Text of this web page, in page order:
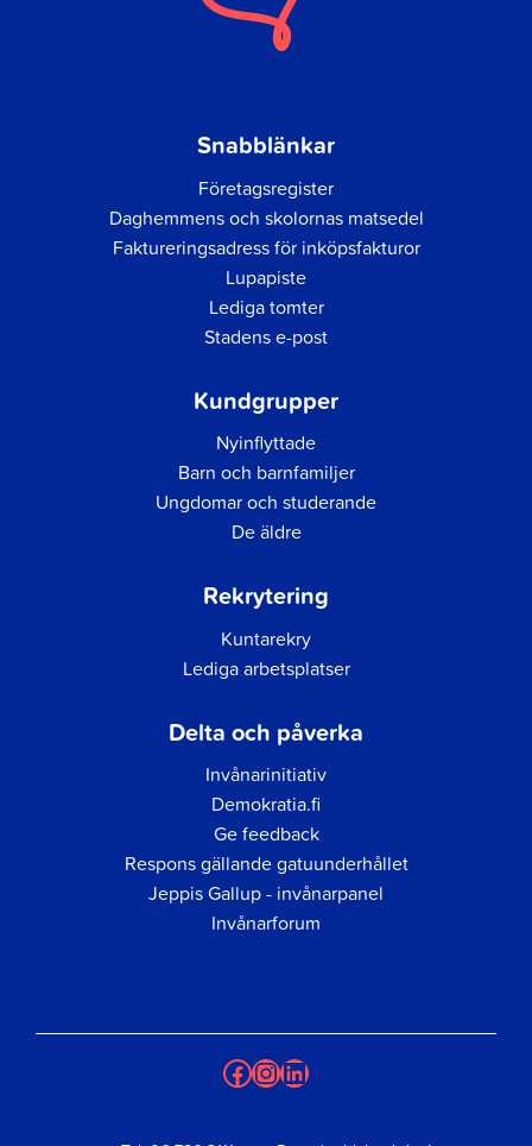
Snabblänkar
Företagsregister
Daghemmens och skolornas matsedel
Faktureringsadress för inköpsfakturor
Lupapiste
Lediga tomter
Stadens e-post
Kundgrupper
Nyinflyttade
Barn och barnfamiljer
Ungdomar och studerande
De äldre
Rekrytering
Kuntarekry
Lediga arbetsplatser
Delta och påverka
Invånarinitiativ
Demokratia.fi
Ge feedback
Respons gällande gatuunderhållet
Jeppis Gallup - invånarpanel
Invånarforum
Facebook
Instagram
LinkedIn